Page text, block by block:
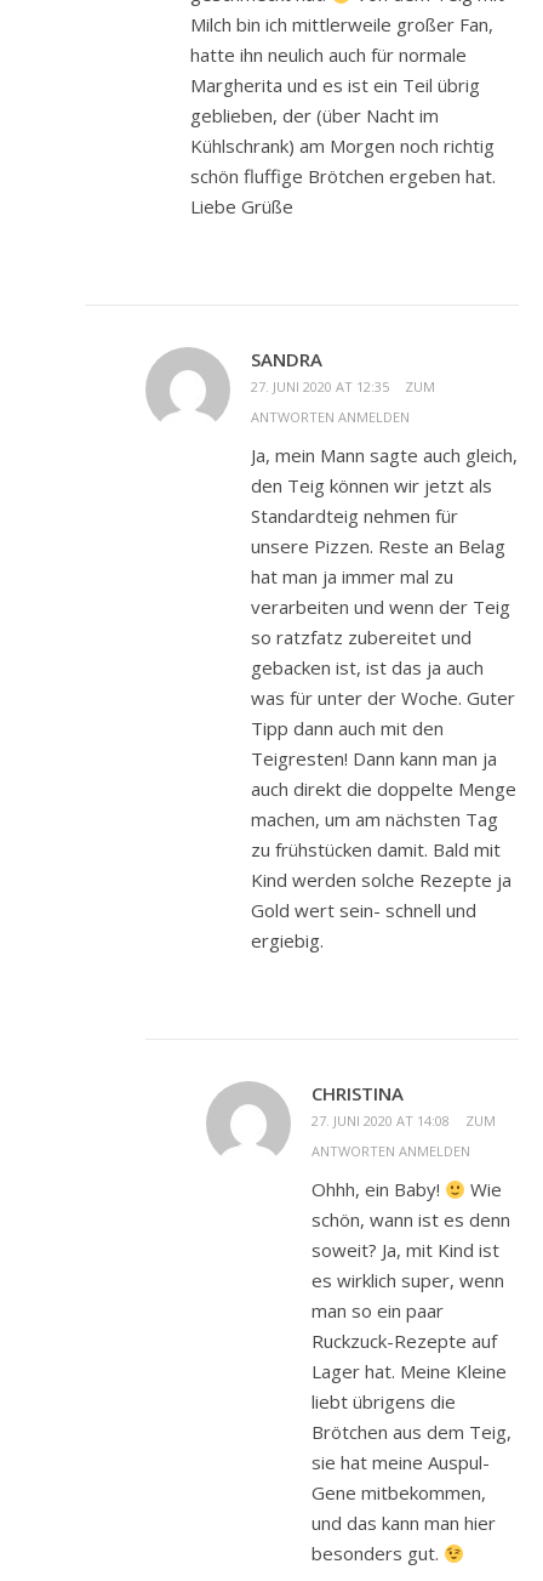
Milch bin ich mittlerweile großer Fan,
hatte ihn neulich auch für normale
Margherita und es ist ein Teil übrig
geblieben, der (über Nacht im
Kühlschrank) am Morgen noch richtig
schön fluffige Brötchen ergeben hat.
Liebe Grüße
SANDRA
27. JUNI 2020 AT 12:35
ZUM
ANTWORTEN ANMELDEN
Ja, mein Mann sagte auch gleich,
den Teig können wir jetzt als
Standardteig nehmen für
unsere Pizzen. Reste an Belag
hat man ja immer mal zu
verarbeiten und wenn der Teig
so ratzfatz zubereitet und
gebacken ist, ist das ja auch
was für unter der Woche. Guter
Tipp dann auch mit den
Teigresten! Dann kann man ja
auch direkt die doppelte Menge
machen, um am nächsten Tag
zu frühstücken damit. Bald mit
Kind werden solche Rezepte ja
Gold wert sein- schnell und
ergiebig.
CHRISTINA
27. JUNI 2020 AT 14:08
ZUM
ANTWORTEN ANMELDEN
Ohhh, ein Baby!
Wie
schön, wann ist es denn
soweit? Ja, mit Kind ist
es wirklich super, wenn
man so ein paar
Ruckzuck-Rezepte auf
Lager hat. Meine Kleine
liebt übrigens die
Brötchen aus dem Teig,
sie hat meine Auspul-
Gene mitbekommen,
und das kann man hier
besonders gut.